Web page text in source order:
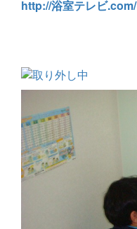
http://浴室テレビ.com/